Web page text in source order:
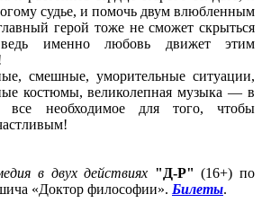
судье, и помочь двум влюбленным
герой тоже не сможет скрыться
именно любовь движет этим
смешные, уморительные ситуации,
костюмы, великолепная музыка — в
все необходимое для того, чтобы
в двух действиях "Д-Р" (16+) по
«Доктор философии». Билеты.